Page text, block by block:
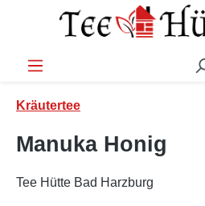
Zum Hauptinhalt springen
Kräutertee
Manuka Honig
Tee Hütte Bad Harzburg